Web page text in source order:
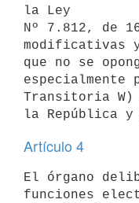
la Ley
Nº 7.812, de
modificativas y
que no se
Transitoria
Artículo 4
El órgano
funciones